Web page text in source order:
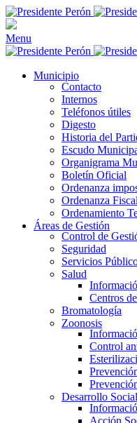
Menu
Municipio
Contacto
Internos
Teléfonos útiles
Digesto
Historia del
Escudo
Organigrama
Boletín Oficial
Ordenanza
Ordenanza Fiscal
Ordenamiento
Áreas de Gestión
Control de
Seguridad
Servicios
Salud
Centros
Bromatología
Zoonosis
Control
Desarrollo Social
Acción